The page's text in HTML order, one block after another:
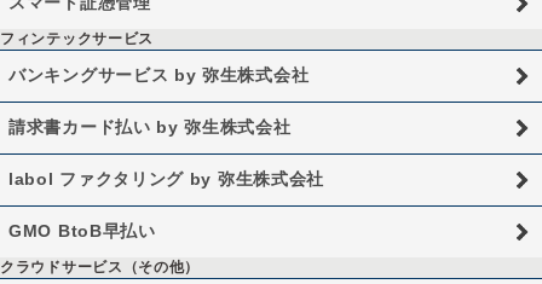
フィンテックサービス
バンキングサービス by 弥生株式会社
請求書カード払い by 弥生株式会社
labol ファクタリング by 弥生株式会社
GMO BtoB早払い
クラウドサービス（その他）